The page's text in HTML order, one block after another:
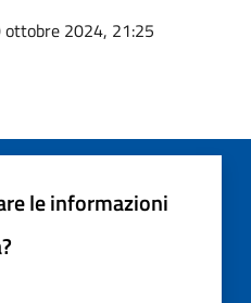
ottobre 2024, 21:25
le informazioni